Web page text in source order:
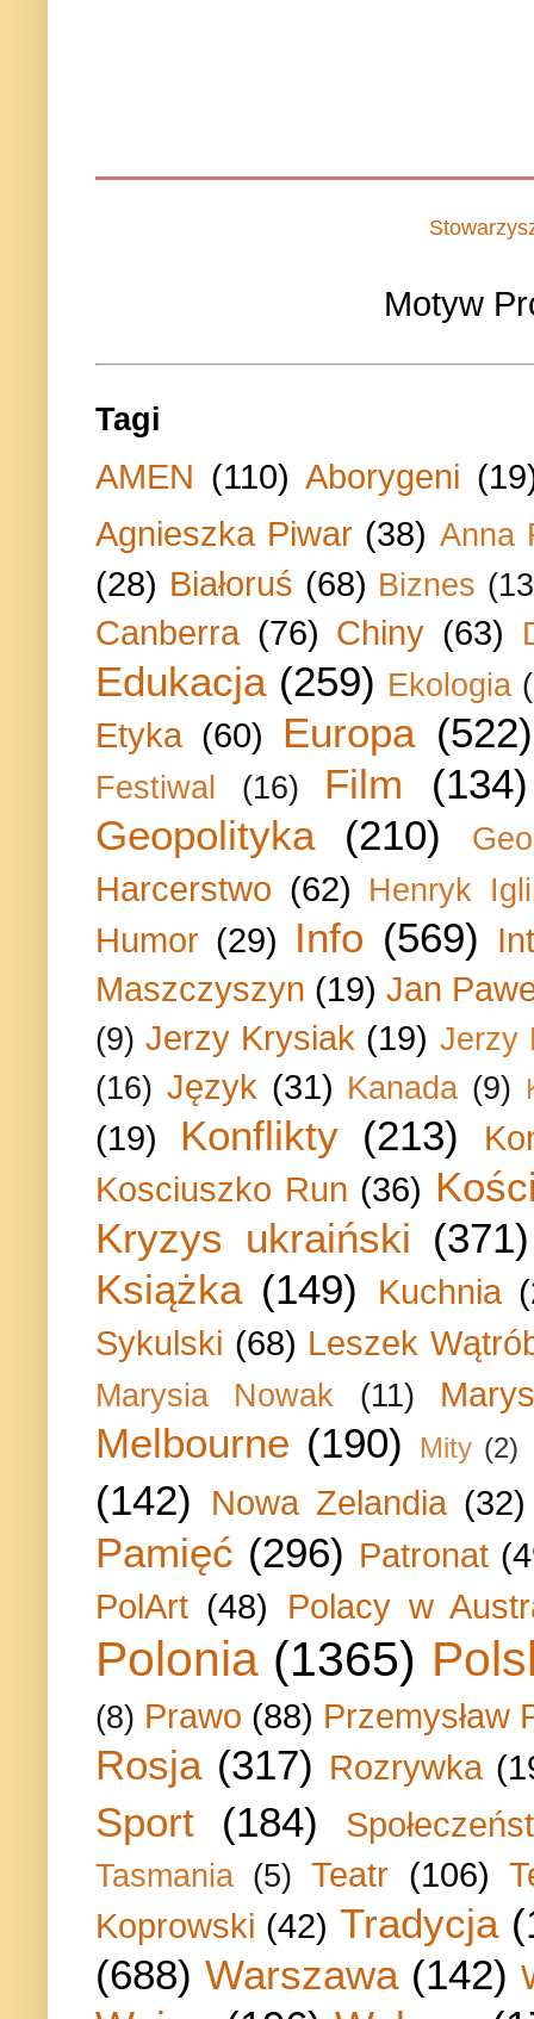
Motyw
Tagi
AMEN (110) Aborygeni
Agnieszka Piwar (38) Anna
(28) Białoruś (68) Biznes
Canberra (76) Chiny (63)
Edukacja (259) Ekologia
Etyka (60) Europa (522)
Festiwal (16) Film
(134)
Geopolityka
(210)
Harcerstwo (62) Henryk
Humor (29) Info (569)
Maszczyszyn (19) Jan
(9) Jerzy Krysiak (19) Jerzy
(16) Język (31) Kanada (9)
(19) Konflikty (213)
Kosciuszko Run (36)
Kryzys ukraiński (371)
Książka (149) Kuchnia
Sykulski (68) Leszek
Marysia Nowak (11)
Melbourne (190) Mity (2)
(142) Nowa Zelandia (32)
Pamięć (296) Patronat
PolArt (48) Polacy w
Polonia (1365)
(8) Prawo (88) Przemysław
Rosja (317) Rozrywka
Sport (184)
Tasmania (5) Teatr (106)
Koprowski (42) Tradycja
(688) Warszawa (142)